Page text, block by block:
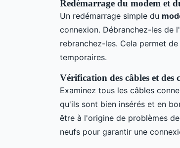
Redémarrage du modem et
Un redémarrage simple du
connexion. Débranchez-les de
rebranchez-les. Cela permet
temporaires.
Vérification des câbles et des
Examinez tous les câbles
qu'ils sont bien insérés et en
être à l'origine de problèmes
neufs pour garantir une